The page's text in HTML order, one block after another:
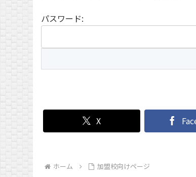
パスワード:
X
ホーム 加盟校向けページ